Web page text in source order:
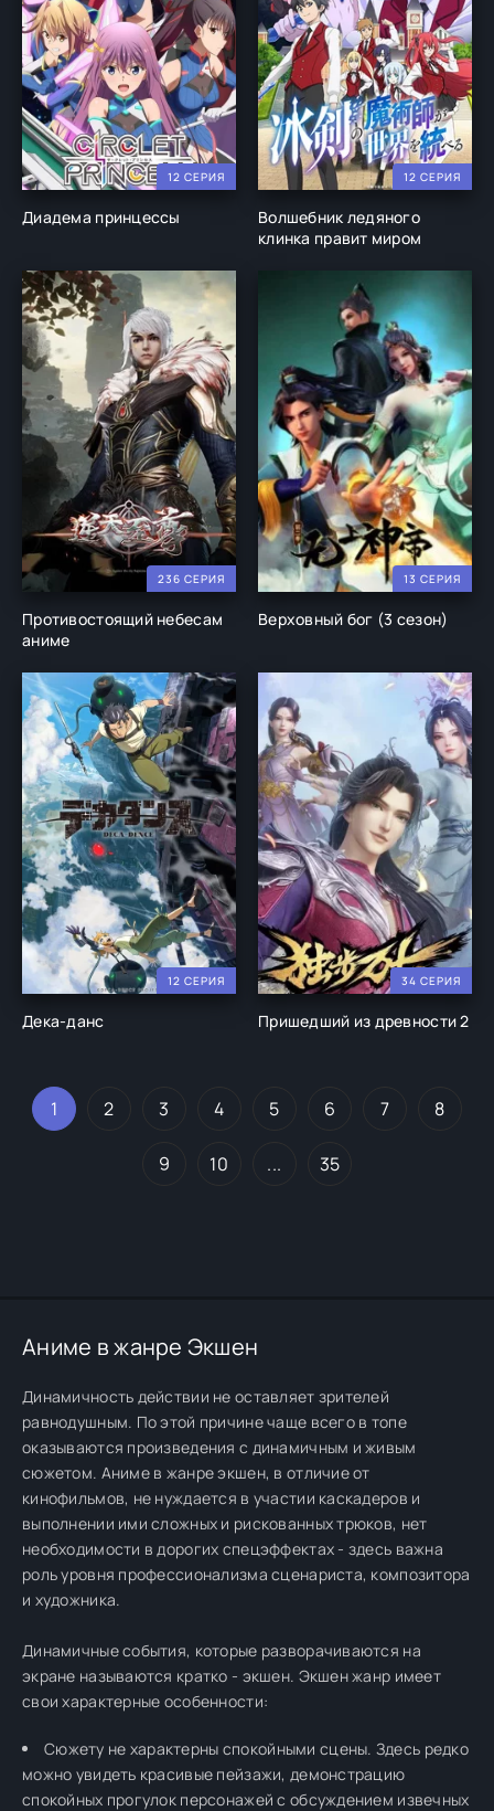
Аниме в жанре Экшен
Динамичность действии не оставляет зрителей
равнодушным. По этой причине чаще всего в топе
оказываются произведения с динамичным и живым
сюжетом. Аниме в жанре экшен, в отличие от
кинофильмов, не нуждается в участии каскадеров и
выполнении ими сложных и рискованных трюков, нет
необходимости в дорогих спецэффектах - здесь важна
роль уровня профессионализма сценариста, композитора
и художника.
Динамичные события, которые разворачиваются на
экране называются кратко - экшен. Экшен жанр имеет
свои характерные особенности:
Сюжету не характерны спокойными сцены. Здесь редко
можно увидеть красивые пейзажи, демонстрацию
спокойных прогулок персонажей с обсуждением извечных
12 СЕРИЯ
Диадема принцессы
12 СЕРИЯ
Волшебник ледяного
клинка правит миром
236 СЕРИЯ
Противостоящий небесам
аниме
13 СЕРИЯ
Верховный бог (3 сезон)
12 СЕРИЯ
Дека-данс
34 СЕРИЯ
Пришедший из древности 2
1 2 3 4 5 6 7 8
9 10 ... 35